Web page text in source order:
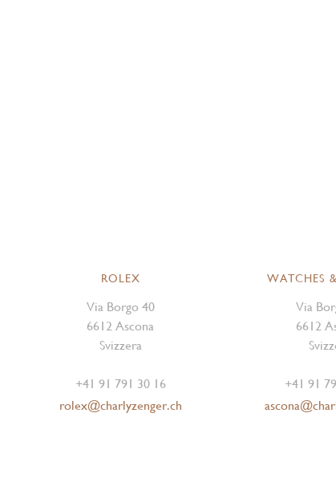
ROLEX
Via Borgo 40
6612 Ascona
Svizzera
+41 91 791 30 16
rolex@charlyzenger.ch
WATCHES
Via
6612
+41 91